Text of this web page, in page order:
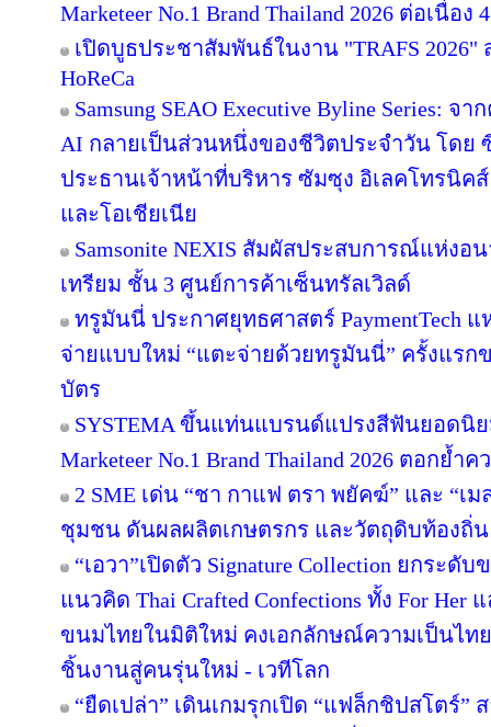
Marketeer No.1 Brand Thailand 2026 ต่อเนื่อง
เปิดบูธประชาสัมพันธ์ในงาน "TRAFS
HoReCa
Samsung SEAO Executive Byline Series:
AI กลายเป็นส่วนหนึ่งของชีวิตประจำวัน โดย
ประธานเจ้าหน้าที่บริหาร ซัมซุง อิเลคโทรนิค
และโอเชียเนีย
Samsonite NEXIS สัมผัสประสบการณ์แห่ง
เทรียม ชั้น 3 ศูนย์การค้าเซ็นทรัลเวิลด์
ทรูมันนี่ ประกาศยุทธศาสตร์ PaymentTech
จ่ายแบบใหม่ “แตะจ่ายด้วยทรูมันนี่” ครั้งแรก
บัตร
SYSTEMA ขึ้นแท่นแบรนด์แปรงสีฟันยอดนิ
Marketeer No.1 Brand Thailand 2026 ตอกย้
2 SME เด่น “ชา กาแฟ ตรา พยัคฆ์” และ “
ชุมชน ดันผลผลิตเกษตรกร และวัตถุดิบท้องถิ่
“เอวา”เปิดตัว Signature Collection ยกระ
แนวคิด Thai Crafted Confections ทั้ง For Her
ขนมไทยในมิติใหม่ คงเอกลักษณ์ความเป็นไท
ชิ้นงานสู่คนรุ่นใหม่ - เวทีโลก
“ยืดเปล่า” เดินเกมรุกเปิด “แฟล็กชิปสโตร์”